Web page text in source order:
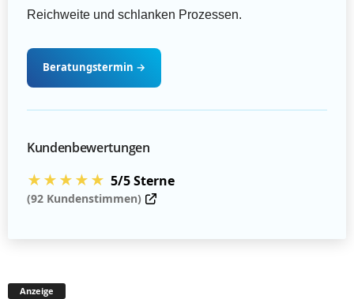
Reichweite und schlanken Prozessen.
Beratungstermin →
Kundenbewertungen
★★★★★ 5/5 Sterne
(92 Kundenstimmen)
Anzeige